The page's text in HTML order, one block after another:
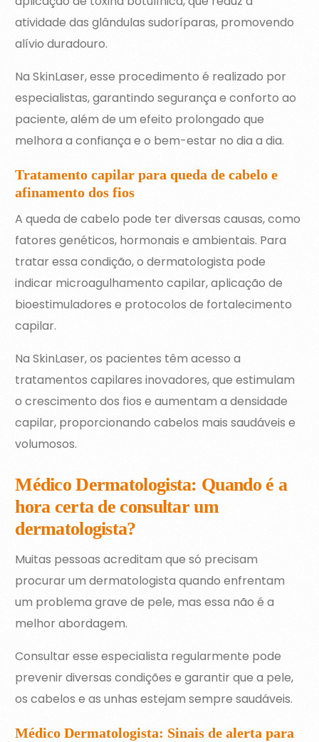
atividade das glândulas sudoríparas, promovendo
alívio duradouro.
Na SkinLaser, esse procedimento é realizado por
especialistas, garantindo segurança e conforto ao
paciente, além de um efeito prolongado que
melhora a confiança e o bem-estar no dia a dia.
Tratamento capilar para queda de cabelo e
afinamento dos fios
A queda de cabelo pode ter diversas causas, como
fatores genéticos, hormonais e ambientais. Para
tratar essa condição, o dermatologista pode
indicar microagulhamento capilar, aplicação de
bioestimuladores e protocolos de fortalecimento
capilar.
Na SkinLaser, os pacientes têm acesso a
tratamentos capilares inovadores, que estimulam
o crescimento dos fios e aumentam a densidade
capilar, proporcionando cabelos mais saudáveis e
volumosos.
Médico Dermatologista: Quando é a
hora certa de consultar um
dermatologista?
Muitas pessoas acreditam que só precisam
procurar um dermatologista quando enfrentam
um problema grave de pele, mas essa não é a
melhor abordagem.
Consultar esse especialista regularmente pode
prevenir diversas condições e garantir que a pele,
os cabelos e as unhas estejam sempre saudáveis.
Médico Dermatologista: Sinais de alerta para